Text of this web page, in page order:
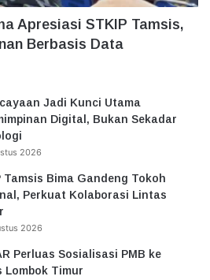
Apresiasi STKIP Tamsis,
Berbasis Data
Jadi Kunci Utama
Digital, Bukan Sekadar
2026
Tamsis Bima Gandeng Tokoh
Perkuat Kolaborasi Lintas
2026
Perluas Sosialisasi PMB ke
Lombok Timur